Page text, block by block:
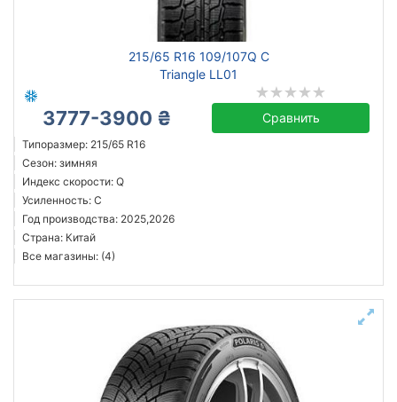
215/65 R16 109/107Q C
Triangle LL01
3777-3900 ₴ Сравнить
Типоразмер: 215/65 R16
Сезон: зимняя
Индекс скорости: Q
Усиленность: C
Год производства: 2025,2026
Страна: Китай
Все магазины: (4)
Страна производства
Сбросить